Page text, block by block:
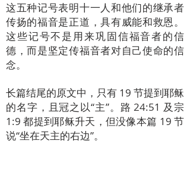
这五种记号表明十一人和他们的继承者
传扬的福音是正道，具有威能和救恩。
这些记号不是用来巩固信福音者的信
德，而是坚定传福音者对自己使命的信
念。
长篇结尾的原文中，只有 19 节提到耶稣
的名字，且冠之以“主”。路 24:51 及宗
1:9 都提到耶稣升天，但没像本篇 19 节
说“坐在天主的右边”。